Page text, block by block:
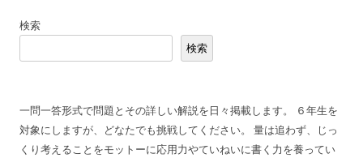
ビ
ョ
ン
検索
検索
一問一答形式で問題とその詳しい解説を日々掲載します。 ６年生を
対象にしますが、どなたでも挑戦してください。 量は追わず、じっ
くり考えることをモットーに応用力やていねいに書く力を養ってい